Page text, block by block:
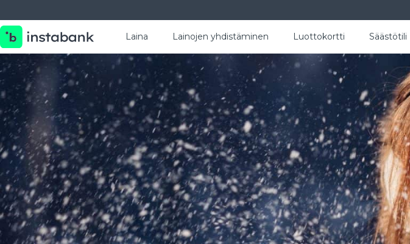
Laina Lainojen yhdistäminen Luottokortti Säästötili